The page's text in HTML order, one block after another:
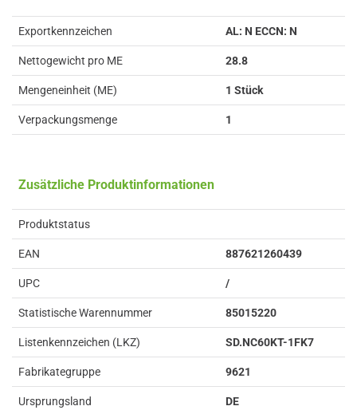
Exportkennzeichen AL: N ECCN: N
Nettogewicht pro ME 28.8
Mengeneinheit (ME) 1 Stück
Verpackungsmenge 1
Zusätzliche Produktinformationen
Produktstatus
EAN 887621260439
UPC /
Statistische Warennummer 85015220
Listenkennzeichen (LKZ) SD.NC60KT-1FK7
Fabrikategruppe 9621
Ursprungsland DE